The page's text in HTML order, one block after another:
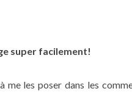
super facilement!
me les poser dans les